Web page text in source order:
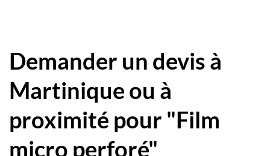
Demander un devis à
Martinique ou à
proximité pour "Film
micro perforé"